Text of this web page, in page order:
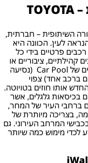
חזון התחבורה השיתופית – TOYOTA
השיתופית – חברתית,
לעין. הכוונה היא
פרטיים בידי כל
ציבוריים או
פרטיים. הרעיון הישן יחסית משנות התשעים של Car Pool (נסיעה
ברכב אחד) צפוי
אותו חוזים בטויוטה.
בכיסאות גלגלים, אשר
ברחבי העיר של המחר,
בצריכה מיותרת של
המרחב העירוני. גם
לכדי מימוש כמה שיותר